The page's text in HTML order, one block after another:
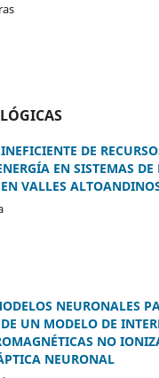
DE
EN SISTEMAS DE
VALLES
NEURONALES
UN MODELO DE
NO
NEURONAL